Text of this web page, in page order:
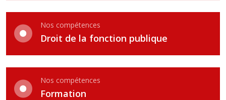
Nos compétences
Droit de la fonction publique
Nos compétences
Formation